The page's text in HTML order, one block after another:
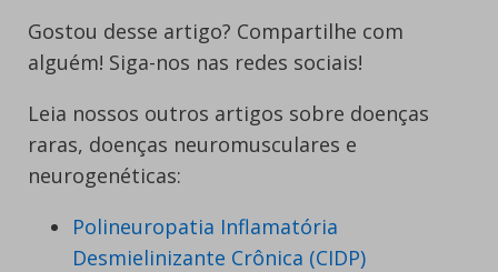
Gostou desse artigo? Compartilhe com
alguém! Siga-nos nas redes sociais!
Leia nossos outros artigos sobre doenças
raras, doenças neuromusculares e
neurogenéticas:
Polineuropatia Inflamatória
Desmielinizante Crônica (CIDP)